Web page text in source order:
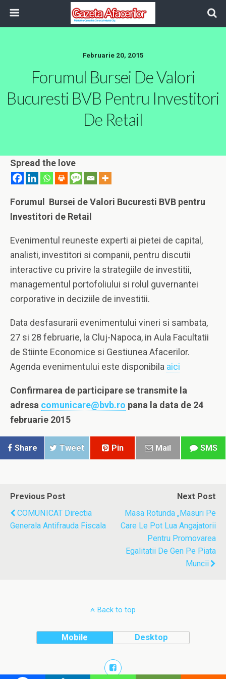
Februarie 20, 2015
Forumul Bursei De Valori
Bucuresti BVB Pentru Investitori
De Retail
Spread the love
Forumul Bursei de Valori Bucuresti BVB pentru
Investitori de Retail
Evenimentul reuneste experti ai pietei de capital,
analisti, investitori si companii, pentru discutii
interactive cu privire la strategiile de investitii,
managementul portofoliului si rolul guvernantei
corporative in deciziile de investitii.
Data desfasurarii evenimentului vineri si sambata,
27 si 28 februarie, la Cluj-Napoca, in Aula Facultatii
de Stiinte Economice si Gestiunea Afacerilor.
Agenda evenimentului este disponibila aici
Confirmarea de participare se transmite la
adresa comunicare@bvb.ro pana la data de 24
februarie 2015
Share Tweet Pin Mail SMS
Previous Post
COMUNICAT Directia
Generala Antifrauda Fiscala
Next Post
Masa Rotunda „Masuri Pe
Care Le Pot Lua Angajatorii
Pentru Promovarea
Egalitatii De Gen Pe Piata
Muncii
Back to top
Mobile Desktop